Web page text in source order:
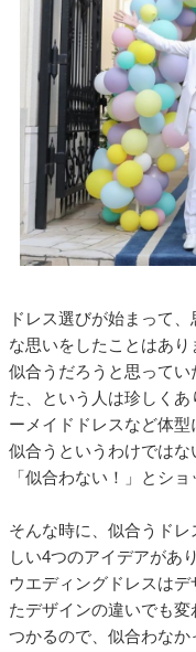
ドレス選びが始まって
な思いをしたことはあり
似合うだろうと思って
た、という人は珍しく
ーメイドドレスなど体
似合うというわけでは
「似合わない！」とシ
そんな時に、似合うド
しい4つのアイデアがあ
ウエディングドレスは
たデザインの違いでも
つかるので、似合わな